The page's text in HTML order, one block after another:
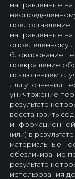
направленные
предоставление
направленные
определенному
блокирование
прекращение
исключением
для уточнения
уничтожение
результате
восстановить
информационной
(или) в
материальные
обезличивание
результате
использования